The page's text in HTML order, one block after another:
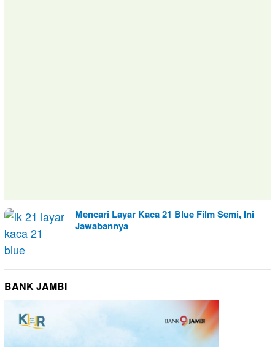
Mencari Layar Kaca 21 Blue Film Semi, Ini
Jawabannya
BANK JAMBI